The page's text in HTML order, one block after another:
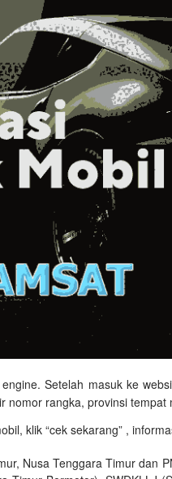
Setelah masuk ke
nomor rangka, provinsi tempat
klik “cek sekarang” ,
Nusa Tenggara Timur dan